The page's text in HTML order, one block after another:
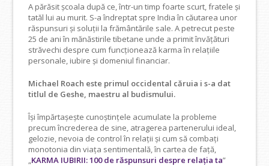
A părăsit școala după ce, într-un timp foarte scurt, fratele și
tatăl lui au murit. S-a îndreptat spre India în căutarea unor
răspunsuri și soluții la frământările sale. A petrecut peste
25 de ani în mănăstirile tibetane unde a primit învățături
străvechi despre cum funcționează karma în relațiile
personale, iubire și domeniul financiar.
Michael Roach este primul occidental căruia i s-a dat
titlul de Geshe, maestru al budismului.
Își împărtașește cunoștințele acumulate la probleme
precum încrederea de sine, atragerea partenerului ideal,
gelozie, nevoia de control în relații și cum să combați
monotonia din viața sentimentală, în cartea de față,
„KARMA IUBIRII: 100 de răspunsuri despre relația ta”